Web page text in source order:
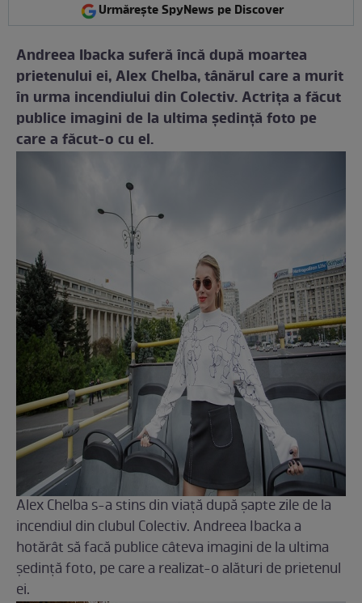
Urmărește SpyNews pe Discover
Andreea Ibacka suferă încă după moartea
prietenului ei, Alex Chelba, tânărul care a murit
în urma incendiului din Colectiv. Actrița a făcut
publice imagini de la ultima ședință foto pe
care a făcut-o cu el.
Alex Chelba s-a stins din viaţă după șapte zile de la
incendiul din clubul Colectiv. Andreea Ibacka a
hotărât să facă publice câteva imagini de la ultima
ședință foto, pe care a realizat-o alături de prietenul
ei.